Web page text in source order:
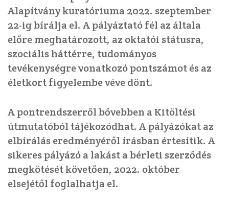
Alapítvány kuratóriuma 2022. szeptember
22-ig bírálja el. A pályáztató fél az általa
előre meghatározott, az oktatói státusra,
szociális háttérre, tudományos
tevékenységre vonatkozó pontszámot és az
életkort figyelembe véve dönt.
A pontrendszerről bővebben a Kitöltési
útmutatóból tájékozódhat. A pályázókat az
elbírálás eredményéről írásban értesítik. A
sikeres pályázó a lakást a bérleti szerződés
megkötését követően, 2022. október
elsejétől foglalhatja el.